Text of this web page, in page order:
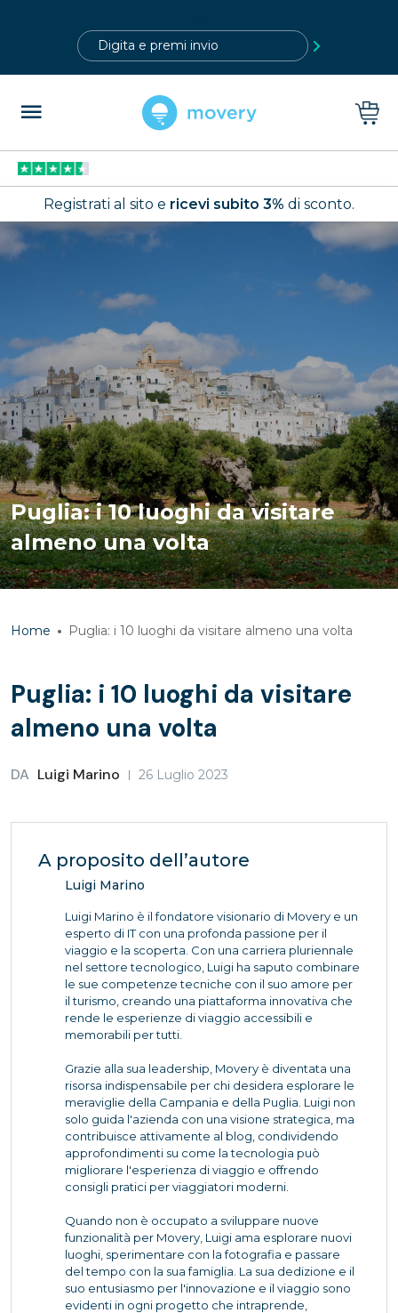
Registrati al sito e ricevi subito 3% di sconto.
Puglia: i 10 luoghi da visitare
almeno una volta
Home Puglia: i 10 luoghi da visitare almeno una volta
Puglia: i 10 luoghi da visitare
almeno una volta
DA Luigi Marino 26 Luglio 2023
A proposito dell’autore
Luigi Marino
Luigi Marino è il fondatore visionario di Movery e un
esperto di IT con una profonda passione per il
viaggio e la scoperta. Con una carriera pluriennale
nel settore tecnologico, Luigi ha saputo combinare
le sue competenze tecniche con il suo amore per
il turismo, creando una piattaforma innovativa che
rende le esperienze di viaggio accessibili e
memorabili per tutti.
Grazie alla sua leadership, Movery è diventata una
risorsa indispensabile per chi desidera esplorare le
meraviglie della Campania e della Puglia. Luigi non
solo guida l'azienda con una visione strategica, ma
contribuisce attivamente al blog, condividendo
approfondimenti su come la tecnologia può
migliorare l'esperienza di viaggio e offrendo
consigli pratici per viaggiatori moderni.
Quando non è occupato a sviluppare nuove
funzionalità per Movery, Luigi ama esplorare nuovi
luoghi, sperimentare con la fotografia e passare
del tempo con la sua famiglia. La sua dedizione e il
suo entusiasmo per l'innovazione e il viaggio sono
evidenti in ogni progetto che intraprende,